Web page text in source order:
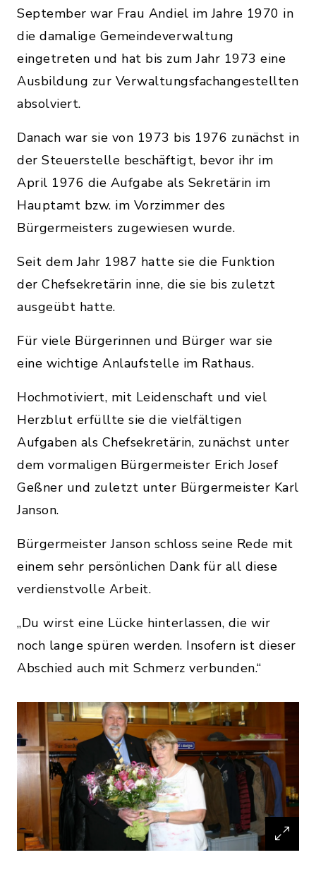
September war Frau Andiel im Jahre 1970 in
die damalige Gemeindeverwaltung
eingetreten und hat bis zum Jahr 1973 eine
Ausbildung zur Verwaltungsfachangestellten
absolviert.
Danach war sie von 1973 bis 1976 zunächst in
der Steuerstelle beschäftigt, bevor ihr im
April 1976 die Aufgabe als Sekretärin im
Hauptamt bzw. im Vorzimmer des
Bürgermeisters zugewiesen wurde.
Seit dem Jahr 1987 hatte sie die Funktion
der Chefsekretärin inne, die sie bis zuletzt
ausgeübt hatte.
Für viele Bürgerinnen und Bürger war sie
eine wichtige Anlaufstelle im Rathaus.
Hochmotiviert, mit Leidenschaft und viel
Herzblut erfüllte sie die vielfältigen
Aufgaben als Chefsekretärin, zunächst unter
dem vormaligen Bürgermeister Erich Josef
Geßner und zuletzt unter Bürgermeister Karl
Janson.
Bürgermeister Janson schloss seine Rede mit
einem sehr persönlichen Dank für all diese
verdienstvolle Arbeit.
„Du wirst eine Lücke hinterlassen, die wir
noch lange spüren werden. Insofern ist dieser
Abschied auch mit Schmerz verbunden.“